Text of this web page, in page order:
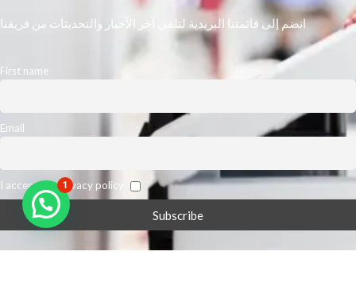
انضم إلى قائمتنا البريدية لتلقي آخر الأخبار والتحديثات من فريقنا
First name
Email
1